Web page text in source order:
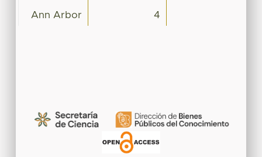
Ann Arbor 4